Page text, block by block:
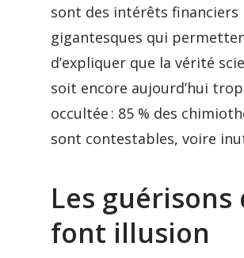
sont des intérêts financiers
gigantesques qui
d’expliquer que la vérité
soit encore aujourd’hui
occultée : 85 % des
sont contestables, voire
Les guérisons
font illusion